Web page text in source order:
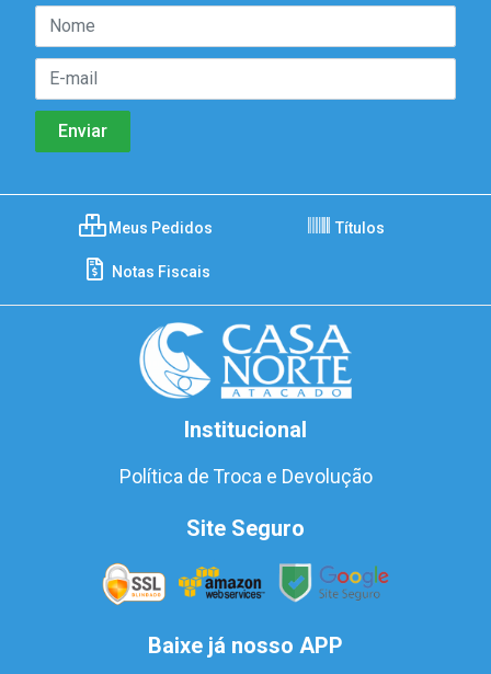
Meus Pedidos Títulos
Notas Fiscais
Institucional
Política de Troca e Devolução
Site Seguro
Baixe já nosso APP